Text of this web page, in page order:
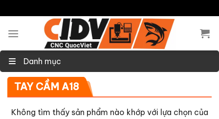
to
content
Danh mục
TAY CẦM A18
Không tìm thấy sản phẩm nào khớp với lựa chọn của